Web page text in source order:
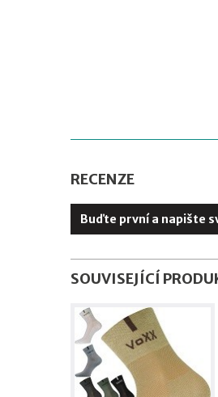
RECENZE
Buďte první a napište
SOUVISEJÍCÍ